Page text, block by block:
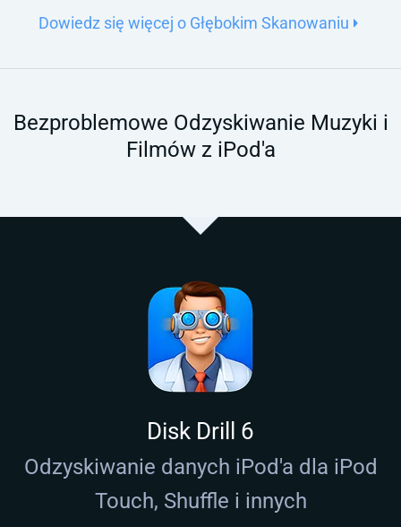
Dowiedz się więcej o Głębokim Skanowaniu
Bezproblemowe Odzyskiwanie Muzyki i
Filmów z iPod'a
Disk Drill 6
Odzyskiwanie danych iPod'a dla iPod
Touch, Shuffle i innych